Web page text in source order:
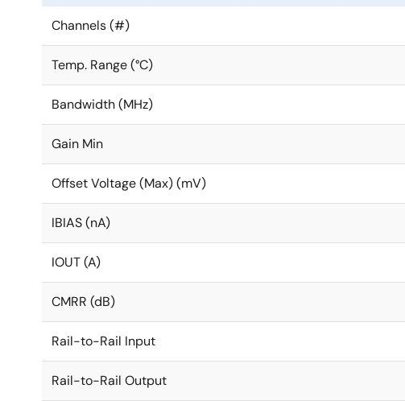
Channels (#)
Temp. Range (°C)
Bandwidth (MHz)
Gain Min
Offset Voltage (Max) (mV)
IBIAS (nA)
IOUT (A)
CMRR (dB)
Rail-to-Rail Input
Rail-to-Rail Output